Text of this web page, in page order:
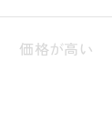
価格が高い